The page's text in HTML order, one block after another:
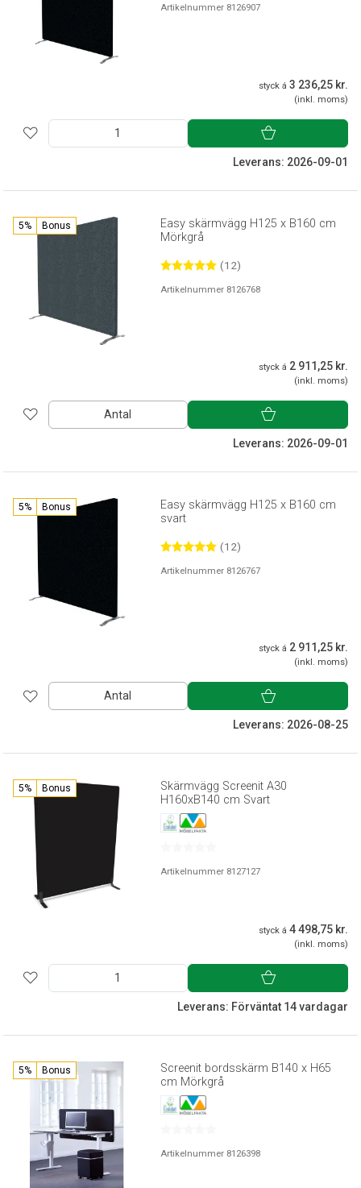
Artikelnummer 8126907
styck á 3 236,25 kr.
(inkl. moms)
Leverans: 2026-09-01
5% Bonus
Easy skärmvägg H125 x B160 cm
Mörkgrå
(12)
Artikelnummer 8126768
styck á 2 911,25 kr.
(inkl. moms)
Antal
Leverans: 2026-09-01
5% Bonus
Easy skärmvägg H125 x B160 cm
svart
(12)
Artikelnummer 8126767
styck á 2 911,25 kr.
(inkl. moms)
Antal
Leverans: 2026-08-25
5% Bonus
Skärmvägg Screenit A30
H160xB140 cm Svart
Artikelnummer 8127127
styck á 4 498,75 kr.
(inkl. moms)
Leverans: Förväntat 14 vardagar
5% Bonus
Screenit bordsskärm B140 x H65
cm Mörkgrå
Artikelnummer 8126398